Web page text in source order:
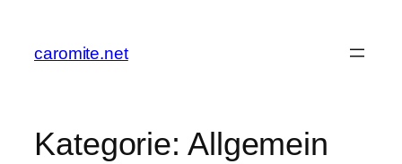
springen
caromite.net
Kategorie: Allgemein